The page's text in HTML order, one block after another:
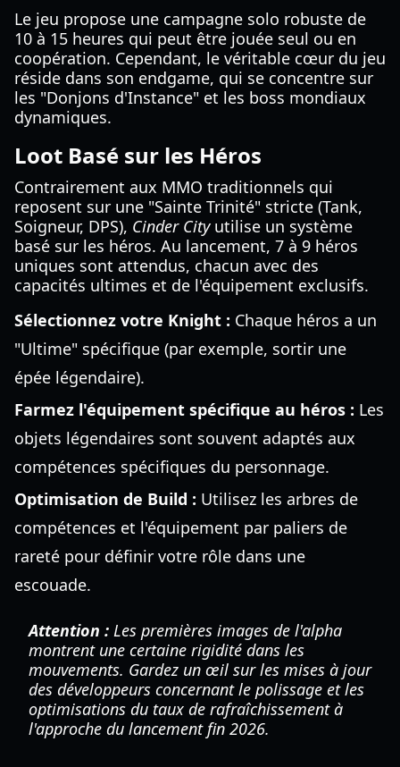
Le jeu propose une campagne solo robuste de
10 à 15 heures qui peut être jouée seul ou en
coopération. Cependant, le véritable cœur du jeu
réside dans son endgame, qui se concentre sur
les "Donjons d'Instance" et les boss mondiaux
dynamiques.
Loot Basé sur les Héros
Contrairement aux MMO traditionnels qui
reposent sur une "Sainte Trinité" stricte (Tank,
Soigneur, DPS), Cinder Cityutilise un système
basé sur les héros. Au lancement, 7 à 9 héros
uniques sont attendus, chacun avec des
capacités ultimes et de l'équipement exclusifs.
Sélectionnez votre Knight : Chaque héros a un
"Ultime" spécifique (par exemple, sortir une
épée légendaire).
Farmez l'équipement spécifique au héros : Les
objets légendaires sont souvent adaptés aux
compétences spécifiques du personnage.
Optimisation de Build : Utilisez les arbres de
compétences et l'équipement par paliers de
rareté pour définir votre rôle dans une
escouade.
Attention : Les premières images de l'alpha
montrent une certaine rigidité dans les
mouvements. Gardez un œil sur les mises à jour
des développeurs concernant le polissage et les
optimisations du taux de rafraîchissement à
l'approche du lancement fin 2026.